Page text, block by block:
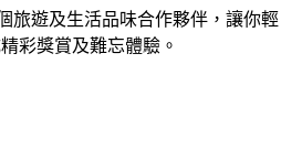
旅遊及生活品味合作夥伴，讓你輕
彩獎賞及難忘體驗。